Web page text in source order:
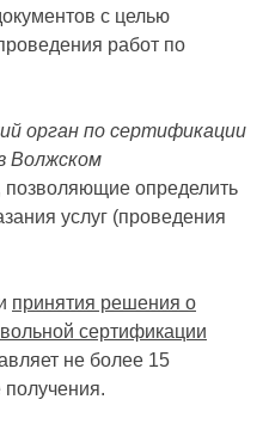
с целью
работ по
орган по сертификации
Волжском
позволяющие определить
услуг (проведения
принятия решения о
сертификации
не более 15